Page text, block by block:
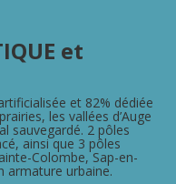
et
et 82% dédiée
les vallées d’Auge
sauvegardé. 2 pôles
ainsi que 3 pôles
Colombe, Sap-en-
armature urbaine.